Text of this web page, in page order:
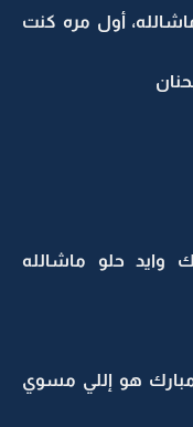
أول مره كنت
وايد حلو ماشالله
مبارك هو إللي مسوي